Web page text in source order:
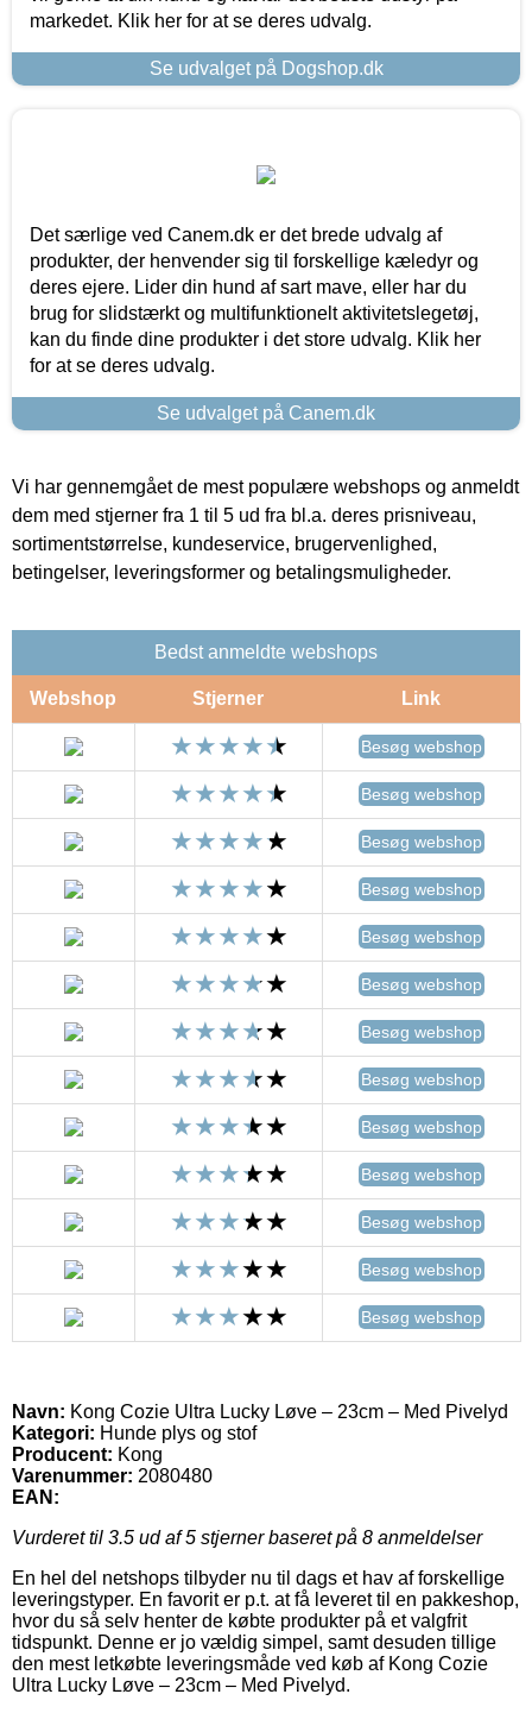
markedet. Klik her for at se deres udvalg.
Se udvalget på Dogshop.dk
Det særlige ved Canem.dk er det brede udvalg af
produkter, der henvender sig til forskellige kæledyr og
deres ejere. Lider din hund af sart mave, eller har du
brug for slidstærkt og multifunktionelt aktivitetslegetøj,
kan du finde dine produkter i det store udvalg. Klik her
for at se deres udvalg.
Se udvalget på Canem.dk
Vi har gennemgået de mest populære webshops og anmeldt
dem med stjerner fra 1 til 5 ud fra bl.a. deres prisniveau,
sortimentstørrelse, kundeservice, brugervenlighed,
betingelser, leveringsformer og betalingsmuligheder.
Bedst anmeldte webshops
Webshop Stjerner Link
Besøg webshop
Besøg webshop
Besøg webshop
Besøg webshop
Besøg webshop
Besøg webshop
Besøg webshop
Besøg webshop
Besøg webshop
Besøg webshop
Besøg webshop
Besøg webshop
Besøg webshop
Navn: Kong Cozie Ultra Lucky Løve – 23cm – Med Pivelyd
Kategori: Hunde plys og stof
Producent: Kong
Varenummer: 2080480
EAN:
Vurderet til 3.5 ud af 5 stjerner baseret på 8 anmeldelser
En hel del netshops tilbyder nu til dags et hav af forskellige
leveringstyper. En favorit er p.t. at få leveret til en pakkeshop,
hvor du så selv henter de købte produkter på et valgfrit
tidspunkt. Denne er jo vældig simpel, samt desuden tillige
den mest letkøbte leveringsmåde ved køb af Kong Cozie
Ultra Lucky Løve – 23cm – Med Pivelyd.